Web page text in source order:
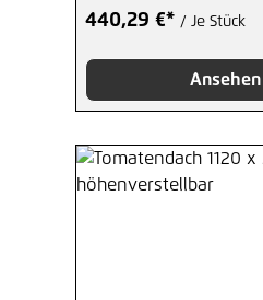
440,29 €* / Je Stück
Ansehen